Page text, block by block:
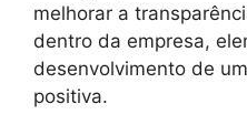
melhorar a
dentro da empresa,
desenvolvimento de
positiva.